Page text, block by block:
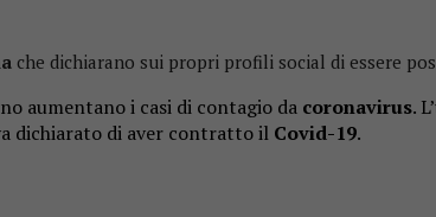
che dichiarano sui propri profili social di essere
aumentano i casi di contagio da coronavirus.
dichiarato di aver contratto il Covid-19.